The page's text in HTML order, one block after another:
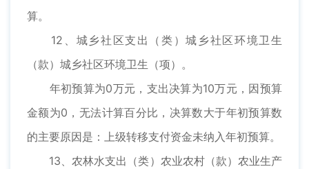
算。
12、城乡社区支出（类）城乡社区环境卫生
（款）城乡社区环境卫生（项）。
年初预算为0万元，支出决算为10万元，因预算
金额为0，无法计算百分比，决算数大于年初预算数
的主要原因是：上级转移支付资金未纳入年初预算。
13、农林水支出（类）农业农村（款）农业生产